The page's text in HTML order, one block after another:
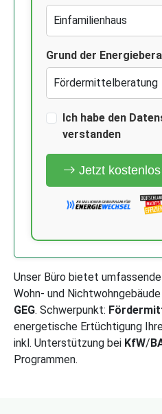
Grund der
Ich habe den
verstanden
Jetzt
Unser Büro bietet umfassende
Wohn- und Nichtwohngebäude
GEG. Schwerpunkt:
energetische Ertüchtigung
inkl. Unterstützung bei KfW/
Programmen.